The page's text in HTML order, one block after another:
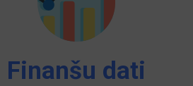
Finanšu dati